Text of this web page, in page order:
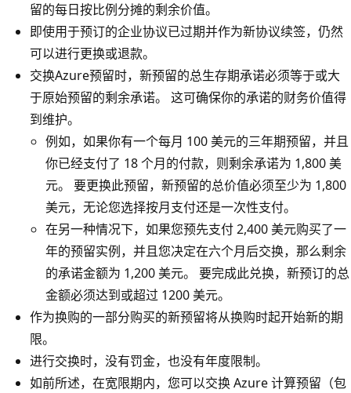
留的每日按比例分摊的剩余价值。
即使用于预订的企业协议已过期并作为新协议续签，仍然
可以进行更换或退款。
交换Azure预留时，新预留的总生存期承诺必须等于或大
于原始预留的剩余承诺。 这可确保你的承诺的财务价值得
到维护。
例如，如果你有一个每月 100 美元的三年期预留，并且
你已经支付了 18 个月的付款，则剩余承诺为 1,800 美
元。 要更换此预留，新预留的总价值必须至少为 1,800
美元，无论您选择按月支付还是一次性支付。
在另一种情况下，如果您预先支付 2,400 美元购买了一
年的预留实例，并且您决定在六个月后交换，那么剩余
的承诺金额为 1,200 美元。 要完成此兑换，新预订的总
金额必须达到或超过 1200 美元。
作为换购的一部分购买的新预留将从换购时起开始新的期
限。
进行交换时，没有罚金，也没有年度限制。
如前所述，在宽限期内，您可以交换 Azure 计算预留（包